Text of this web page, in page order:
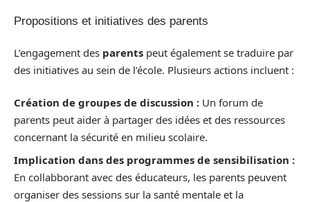
Propositions et initiatives des parents
L’engagement des parents peut également se traduire par
des initiatives au sein de l’école. Plusieurs actions incluent :
Création de groupes de discussion : Un forum de
parents peut aider à partager des idées et des ressources
concernant la sécurité en milieu scolaire.
Implication dans des programmes de sensibilisation :
En collabborant avec des éducateurs, les parents peuvent
organiser des sessions sur la santé mentale et la